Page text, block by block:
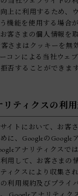
上に利用するため、
う機能を使用する場合
客さまの個人情報を
さまはクッキーを無
コンによる当社ウェ
否することができます
リティクスの利
イトにおいて、お客
に、GoogleのGoogle
アナリティクスで
用して、お客さまの
ィクスにより収集さ
利用規約及びプライ